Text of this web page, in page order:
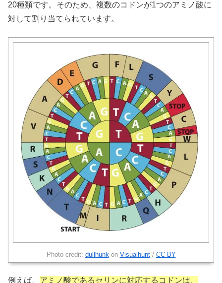
20種類です。そのため、複数のコドンが1つのアミノ酸に
対して割り当てられています。
Photo credit: dullhunk on Visualhunt/ CC BY
例えば、 アミノ酸であるセリンに対応するコドンは、